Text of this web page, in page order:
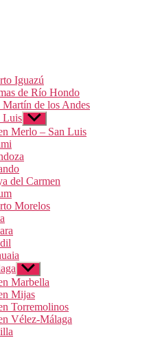
Iguazú
de Río Hondo
Martín de los Andes
Luis Mostrar
el
submenú
Merlo – San Luis
del Carmen
Morelos
Mostrar
el
submenú
Marbella
Mijas
Torremolinos
Vélez-Málaga